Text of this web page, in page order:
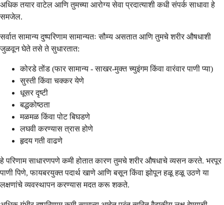
अधिक तयार वाटेल आणि तुमच्या आरोग्य सेवा प्रदात्याशी कधी संपर्क साधावा हे
समजेल.
सर्वात सामान्य दुष्परिणाम सामान्यतः सौम्य असतात आणि तुमचे शरीर औषधाशी
जुळवून घेते तसे ते सुधारतात:
कोरडे तोंड (फार सामान्य - साखर-मुक्त च्युइंगम किंवा वारंवार पाणी प्या)
सुस्ती किंवा चक्कर येणे
धूसर दृष्टी
बद्धकोष्ठता
मळमळ किंवा पोट बिघडणे
लघवी करण्यास त्रास होणे
हृदय गती वाढणे
हे परिणाम साधारणपणे कमी होतात कारण तुमचे शरीर औषधाचे व्यसन करते. भरपूर
पाणी पिणे, फायबरयुक्त पदार्थ खाणे आणि बसून किंवा झोपून हळू हळू उठणे या
लक्षणांचे व्यवस्थापन करण्यास मदत करू शकते.